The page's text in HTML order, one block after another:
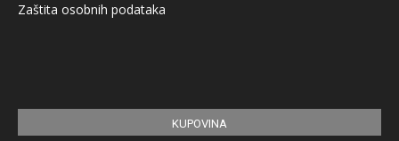
Zaštita osobnih podataka
KUPOVINA